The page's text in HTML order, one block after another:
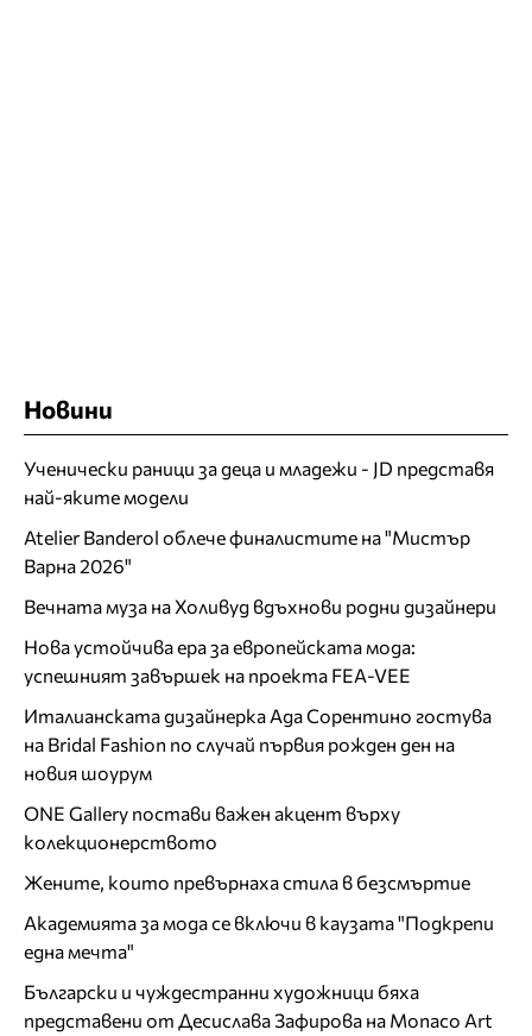
Новини
Ученически раници за деца и младежи - JD представя
най-яките модели
Atelier Banderol облече финалистите на "Мистър
Варна 2026"
Вечната муза на Холивуд вдъхнови родни дизайнери
Нова устойчива ера за европейската мода:
успешният завършек на проекта FEA-VEE
Италианската дизайнерка Ада Сорентино гостува
на Bridal Fashion по случай първия рожден ден на
новия шоурум
ONE Gallery постави важен акцент върху
колекционерството
Жените, които превърнаха стила в безсмъртие
Академията за мода се включи в каузата "Подкрепи
една мечта"
Български и чуждестранни художници бяха
представени от Десислава Зафирова на Monaco Art